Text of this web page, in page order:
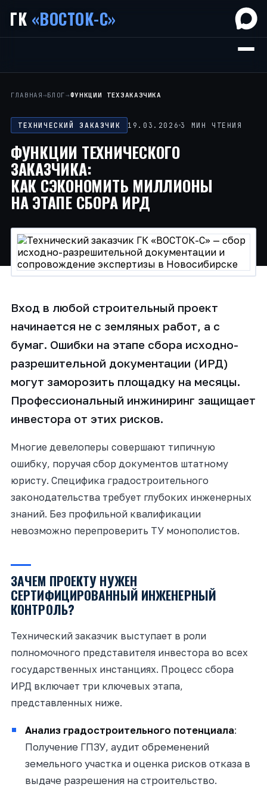
ГК «ВОСТОК-С»
ГЛАВНАЯ→БЛОГ→ФУНКЦИИ ТЕХЗАКАЗЧИКА
ТЕХНИЧЕСКИЙ ЗАКАЗЧИК 19.03.2026 3 МИН ЧТЕНИЯ
ФУНКЦИИ ТЕХНИЧЕСКОГО
ЗАКАЗЧИКА:
КАК СЭКОНОМИТЬ МИЛЛИОНЫ
НА ЭТАПЕ СБОРА ИРД
Вход в любой строительный проект
начинается не с земляных работ, а с
бумаг. Ошибки на этапе сбора исходно-
разрешительной документации (ИРД)
могут заморозить площадку на месяцы.
Профессиональный инжиниринг защищает
инвестора от этих рисков.
Многие девелоперы совершают типичную
ошибку, поручая сбор документов штатному
юристу. Специфика градостроительного
законодательства требует глубоких инженерных
знаний. Без профильной квалификации
невозможно перепроверить ТУ монополистов.
ЗАЧЕМ ПРОЕКТУ НУЖЕН
СЕРТИФИЦИРОВАННЫЙ ИНЖЕНЕРНЫЙ
КОНТРОЛЬ?
Технический заказчик выступает в роли
полномочного представителя инвестора во всех
государственных инстанциях. Процесс сбора
ИРД включает три ключевых этапа,
представленных ниже.
Анализ градостроительного потенциала:
Получение ГПЗУ, аудит обременений
земельного участка и оценка рисков отказа в
выдаче разрешения на строительство.